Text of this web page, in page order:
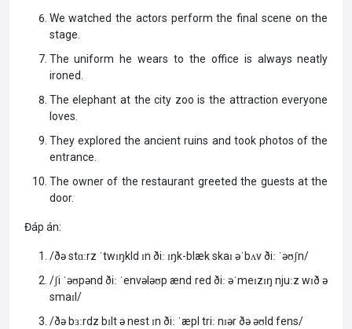
We watched the actors perform the final scene on the
stage.
The uniform he wears to the office is always neatly
ironed.
The elephant at the city zoo is the attraction everyone
loves.
They explored the ancient ruins and took photos of the
entrance.
The owner of the restaurant greeted the guests at the
door.
Đáp án:
/ðə stɑːrz ˈtwɪŋkld ɪn ðiː ɪŋk-blæk skaɪ əˈbʌv ðiː ˈəʊʃn/
/ʃi ˈəʊpənd ðiː ˈenvələʊp ænd red ðiː əˈmeɪzɪŋ njuːz wɪð ə
smaɪl/
/ðə bɜːrdz bɪlt ə nest ɪn ðiː ˈæpl triː nɪər ðə əʊld fens/